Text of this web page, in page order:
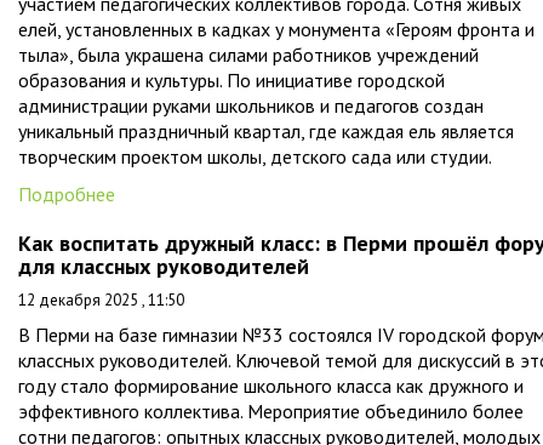
елей, установленных в кадках у монумента «Героям фронта и
тыла», была украшена силами работников учреждений
образования и культуры. По инициативе городской
администрации руками школьников и педагогов создан
уникальный праздничный квартал, где каждая ель является
творческим проектом школы, детского сада или студии.
Подробнее
Как воспитать дружный класс: в Перми прошёл
для классных руководителей
12 декабря 2025 , 11:50
В Перми на базе гимназии №33 состоялся IV городской
классных руководителей. Ключевой темой для дискуссий в
году стало формирование школьного класса как дружного и
эффективного коллектива. Мероприятие объединило более
сотни педагогов: опытных классных руководителей, молодых